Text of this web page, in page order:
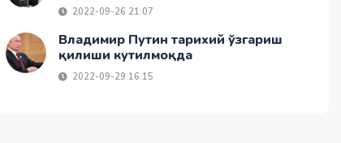
2022-09-26 21:07
Владимир Путин тарихий ўзгариш
қилиши кутилмоқда
2022-09-29 16:15